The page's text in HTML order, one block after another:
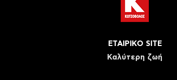
ΕΤΑΙΡΙΚΟ SITE
Καλύτερη ζωή